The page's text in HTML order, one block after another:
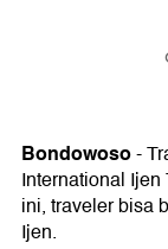
Bondowoso-
International
ini, traveler bisa
Ijen.